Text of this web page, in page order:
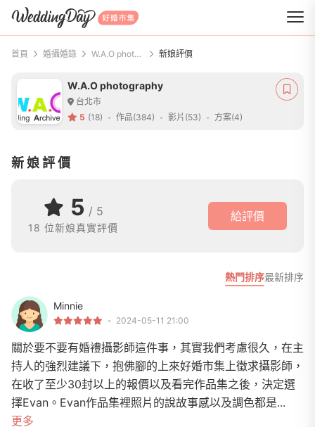
WeddingDay 好婚市集
首頁 婚攝婚錄 W.A.O photography 新娘評價
W.A.O photography
台北市
5 (18) 作品(384) 影片(53) 方案(4)
新娘評價
5 / 5
18 位新娘真實評價
給評價
熱門排序最新排序
Minnie
2024-05-11 21:00
關於要不要有婚禮攝影師這件事，其實我們考慮很久，在主
持人的強烈建議下，抱佛腳的上來好婚市集上徵求攝影師，
在收了至少30封以上的報價以及看完作品集之後，決定選
擇Evan。Evan作品集裡照片的說故事感以及調色都是...
更多